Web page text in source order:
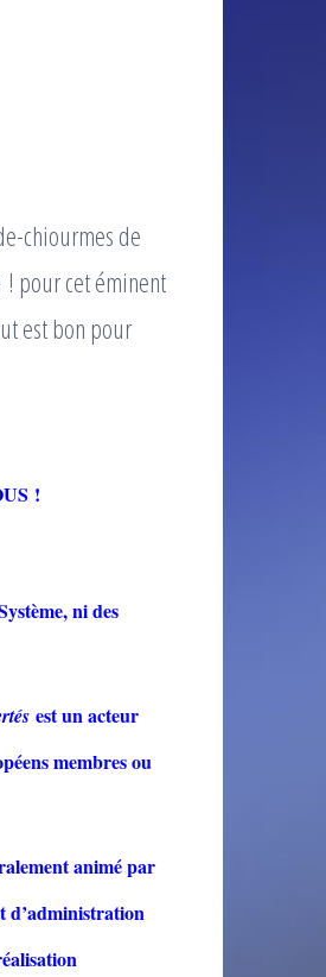
chiourmes de
! pour cet éminent
est bon pour
!
ni des
est un acteur
membres ou
animé par
d’administration